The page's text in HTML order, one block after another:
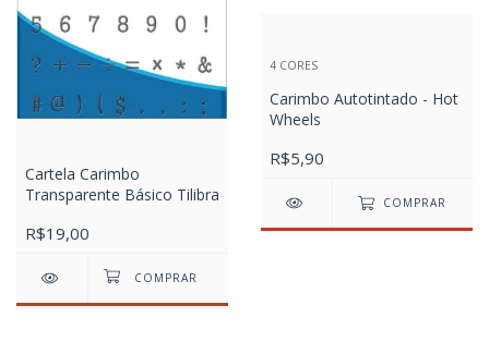
Cartela Carimbo
Transparente Básico Tilibra
R$19,00
4 CORES
Carimbo Autotintado - Hot
Wheels
R$5,90
COMPRAR